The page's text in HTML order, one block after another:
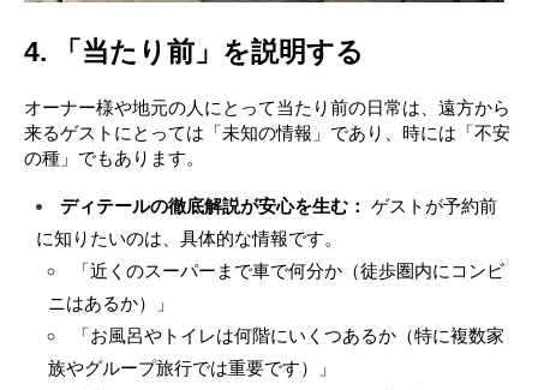
4. 「当たり前」を説明する
オーナー様や地元の人にとって当たり前の日常は、遠方から
来るゲストにとっては「未知の情報」であり、時には「不安
の種」でもあります。
ディテールの徹底解説が安心を生む：
ゲストが予約前
に知りたいのは、具体的な情報です。
「近くのスーパーまで車で何分か（徒歩圏内にコンビ
ニはあるか）」
「お風呂やトイレは何階にいくつあるか（特に複数家
族やグループ旅行では重要です）」